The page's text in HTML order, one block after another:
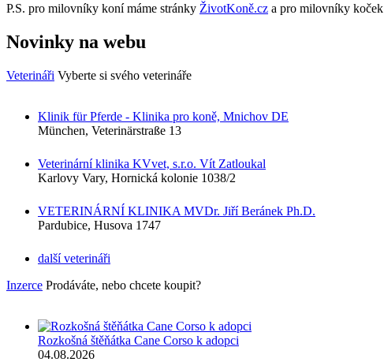
P.S. pro milovníky koní máme stránky ŽivotKoně.cz a pro milovníky koček
Novinky na webu
Veterináři Vyberte si svého veterináře
Klinik für Pferde - Klinika pro koně, Mnichov DE
München, Veterinärstraße 13
Veterinární klinika KVvet, s.r.o. Vít Zatloukal
Karlovy Vary, Hornická kolonie 1038/2
VETERINÁRNÍ KLINIKA MVDr. Jiří Beránek Ph.D.
Pardubice, Husova 1747
další veterináři
Inzerce Prodáváte, nebo chcete koupit?
Rozkošná štěňátka Cane Corso k adopci
04.08.2026